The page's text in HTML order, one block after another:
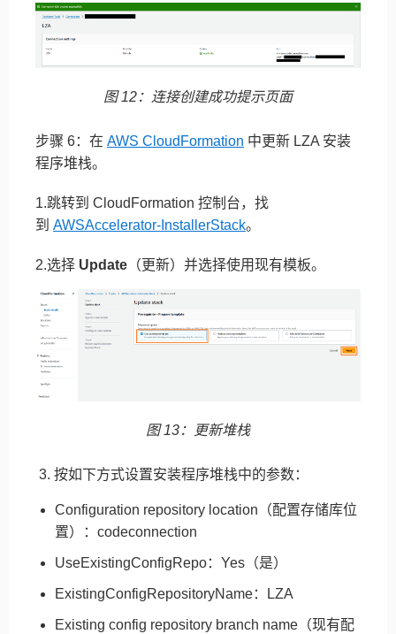
图 12：连接创建成功提示页面
步骤 6：在 AWS CloudFormation 中更新 LZA 安装
程序堆栈。
1.跳转到 CloudFormation 控制台，找
到 AWSAccelerator-InstallerStack。
2.选择 Update （更新）并选择使用现有模板。
图 13：更新堆栈
3. 按如下方式设置安装程序堆栈中的参数：
Configuration repository location（配置存储库位
置）：codeconnection
UseExistingConfigRepo：Yes（是）
ExistingConfigRepositoryName：LZA
Existing config repository branch name（现有配